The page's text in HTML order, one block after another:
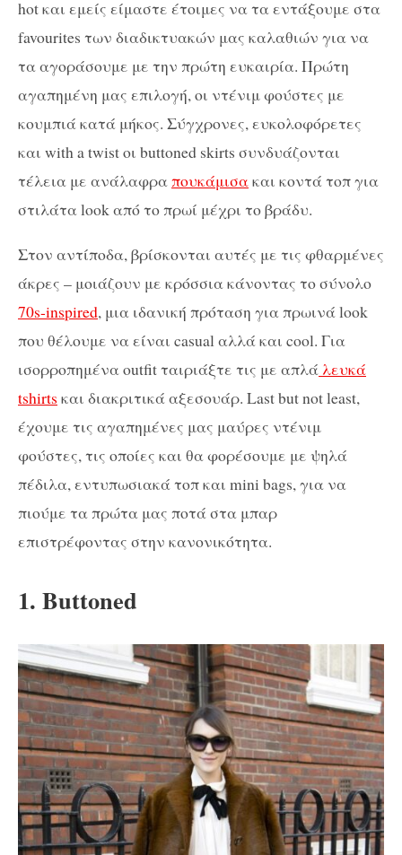
hot και εμείς είμαστε έτοιμες να τα εντάξουμε στα
favourites των διαδικτυακών μας καλαθιών για να
τα αγοράσουμε με την πρώτη ευκαιρία. Πρώτη
αγαπημένη μας επιλογή, οι ντένιμ φούστες με
κουμπιά κατά μήκος. Σύγχρονες, ευκολοφόρετες
και with a twist οι buttoned skirts συνδυάζονται
τέλεια με ανάλαφραπουκάμισακαι κοντά τοπ για
στιλάτα look από το πρωί μέχρι το βράδυ.
Στον αντίποδα, βρίσκονται αυτές με τις φθαρμένες
άκρες – μοιάζουν με κρόσσια κάνοντας το σύνολο
70s-inspired, μια ιδανική πρόταση για πρωινά look
που θέλουμε να είναι casual αλλά και cool. Για
ισορροπημένα outfit ταιριάξτε τις με απλά λευκά
tshirts και διακριτικά αξεσουάρ. Last but not least,
έχουμε τις αγαπημένες μας μαύρες ντένιμ
φούστες, τις οποίες και θα φορέσουμε με ψηλά
πέδιλα, εντυπωσιακά τοπ και mini bags, για να
πιούμε τα πρώτα μας ποτά στα μπαρ
επιστρέφοντας στην κανονικότητα.
1. Buttoned